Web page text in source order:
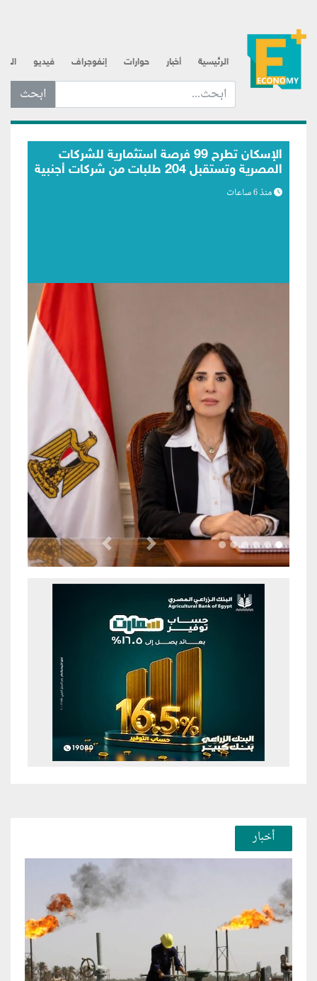
الرئيسية أخبار حوارات إنفوجراف فيديو
ابحث عن... :
الرقابة المالية تعدّل ضوابط التمويل بالعملة
الأجنبية لأنشطة التخصيم والتأجير التمويلي
منذ 6 ساعات
Previous Next
أخبار